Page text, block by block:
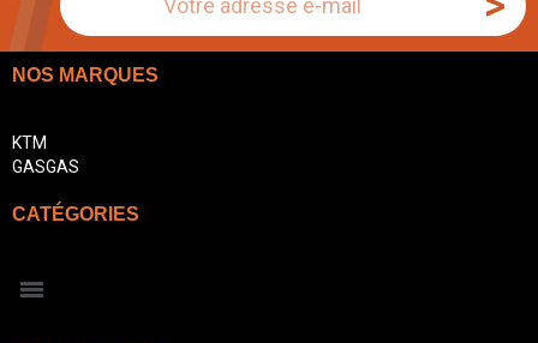
NOS MARQUES
KTM
GASGAS
CATÉGORIES